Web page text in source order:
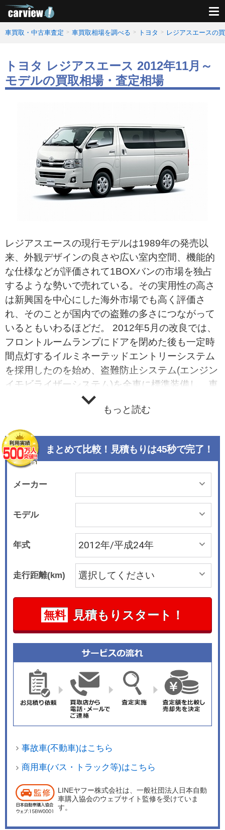
車買取・中古車査定 車買取相場を調べる トヨタ レジアスエースの
トヨタ レジアスエース 2012年11月～
モデルの買取相場・査定相場
レジアスエースの現行モデルは1989年の発売以
来、外観デザインの良さや広い室内空間、機能的
な仕様などが評価されて1BOXバンの市場を独占
するような勢いで売れている。その実用性の高さ
は新興国を中心にした海外市場でも高く評価さ
れ、そのことが国内での盗難の多さにつながって
いるともいわるほどだ。 2012年5月の改良では、
フロントルームランプにドアを閉めた後も一定時
間点灯するイルミネーテッドエントリーシステム
を採用したのを始め、盗難防止システム(エンジン
イモビライザーシステム)を全車に標準装備し、車
両防犯への配慮を進めるとともに、車速に合わせ
自動でドアロックがかかる車速感応パワードアロ
ィーゼルエンジン搭載車には、触媒の浄化を手動
で補うことができる排出ガス浄化スイッチ(触媒浄
化用)を標準装備した。 メーカーオプションとし
て夜間の視認性を高めるディスチャージヘッドラ
ンプ(ロービーム・オートレベリング機能付き)を
全車に設定したほか、車両後退時にバックカメラ
からの後方映像をインナーミラー内のディスプレ
ーに映し、駐車をサポートするバックモニター内
蔵自動防眩インナーミラーをトヨタで国内初採用
した。 レジアスエースは、ボディ長がロングボデ
ィとスーパーロングボディ、ボディ幅が標準とワ
イド、ルーフ形状が標準ルーフとハイルーフ、フ
ロア形状が標準とジャストローといった具合に豊
富なバリエーションを持つ。 搭載エンジンはいず
D-FTV型、ガソリンが2.7リッターの2TR-FE型と
なる。 同年11月にはスーパーGLをベースに、ス
テアリングホイールとシフトノブの本革巻き＆サ
イバーカーボン調加飾やディスチャージヘッドラ
ンプなどを装備した特別仕様車「スーパーGL“プ
ライムセレクション”」を発売した。
もっと読む
まとめて比較！見積もりは45秒で完了！
メーカー
モデル
年式
走行距離(km)
無料 見積もりスタート！
事故車(不動車)はこちら
商用車(バス・トラック等)はこちら
LINEヤフー株式会社は、一般社団法人日本自動
車購入協会のウェブサイト監修を受けていま
す。